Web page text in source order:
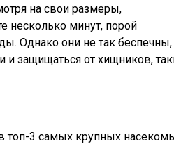
на свои размеры,
несколько минут, порой
Однако они не так беспечны,
защищаться от хищников,
топ-3 самых крупных